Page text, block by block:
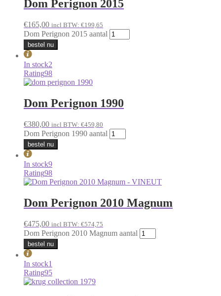
Dom Perignon 2015
€165,00 incl BTW: €199,65
Dom Perignon 2015 aantal
bestel nu
In stock2
Rating98
Dom Perignon 1990
€380,00 incl BTW: €459,80
Dom Perignon 1990 aantal
bestel nu
In stock9
Rating98
Dom Perignon 2010 Magnum
€475,00 incl BTW: €574,75
Dom Perignon 2010 Magnum aantal
bestel nu
In stock1
Rating95